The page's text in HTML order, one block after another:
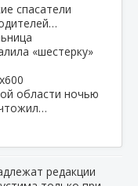
спасатели
«шестерку»
области ночью
редакции